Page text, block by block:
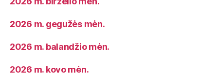
2026 m. gegužės mėn.
2026 m. balandžio mėn.
2026 m. kovo mėn.